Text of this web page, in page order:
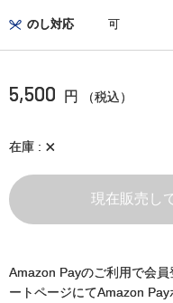
のし対応 可
5,500 円 （税込）
在庫 ×
現在販売し
Amazon Payのご利用で会
ートページにてAmazon Pay